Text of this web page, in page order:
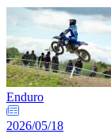
Enduro
2026/05/18